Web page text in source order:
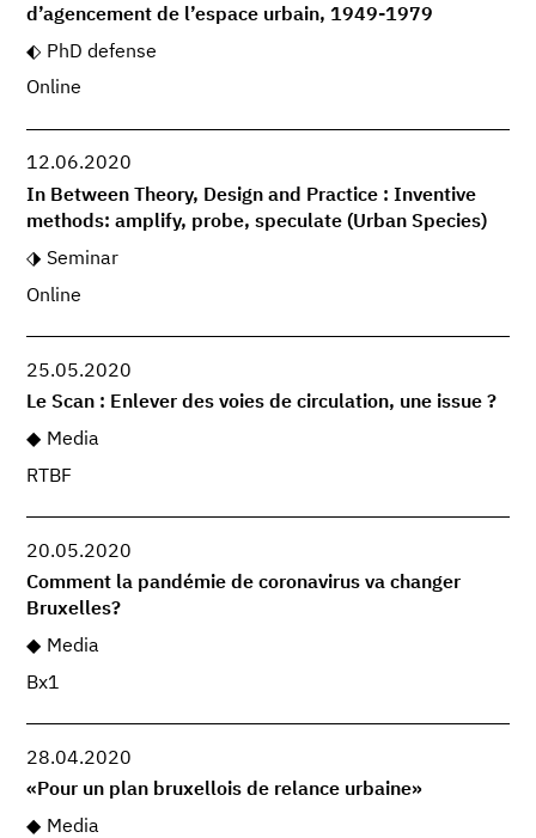
d’agencement de l’espace urbain, 1949-1979
PhD defense
Online
12.06.2020
In Between Theory, Design and Practice : Inventive
methods: amplify, probe, speculate (Urban Species)
Seminar
Online
25.05.2020
Le Scan : Enlever des voies de circulation, une issue ?
Media
RTBF
20.05.2020
Comment la pandémie de coronavirus va changer
Bruxelles?
Media
Bx1
28.04.2020
«Pour un plan bruxellois de relance urbaine»
Media